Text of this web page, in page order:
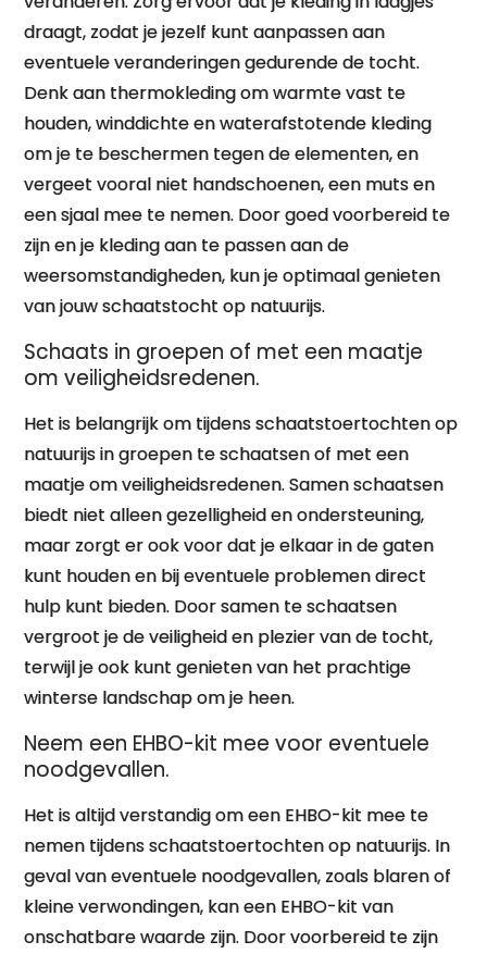
draagt, zodat je jezelf kunt aanpassen aan
eventuele veranderingen gedurende de tocht.
Denk aan thermokleding om warmte vast te
houden, winddichte en waterafstotende kleding
om je te beschermen tegen de elementen, en
vergeet vooral niet handschoenen, een muts en
een sjaal mee te nemen. Door goed voorbereid te
zijn en je kleding aan te passen aan de
weersomstandigheden, kun je optimaal genieten
van jouw schaatstocht op natuurijs.
Schaats in groepen of met een maatje
om veiligheidsredenen.
Het is belangrijk om tijdens schaatstoertochten op
natuurijs in groepen te schaatsen of met een
maatje om veiligheidsredenen. Samen schaatsen
biedt niet alleen gezelligheid en ondersteuning,
maar zorgt er ook voor dat je elkaar in de gaten
kunt houden en bij eventuele problemen direct
hulp kunt bieden. Door samen te schaatsen
vergroot je de veiligheid en plezier van de tocht,
terwijl je ook kunt genieten van het prachtige
winterse landschap om je heen.
Neem een EHBO-kit mee voor eventuele
noodgevallen.
Het is altijd verstandig om een EHBO-kit mee te
nemen tijdens schaatstoertochten op natuurijs. In
geval van eventuele noodgevallen, zoals blaren of
kleine verwondingen, kan een EHBO-kit van
onschatbare waarde zijn. Door voorbereid te zijn